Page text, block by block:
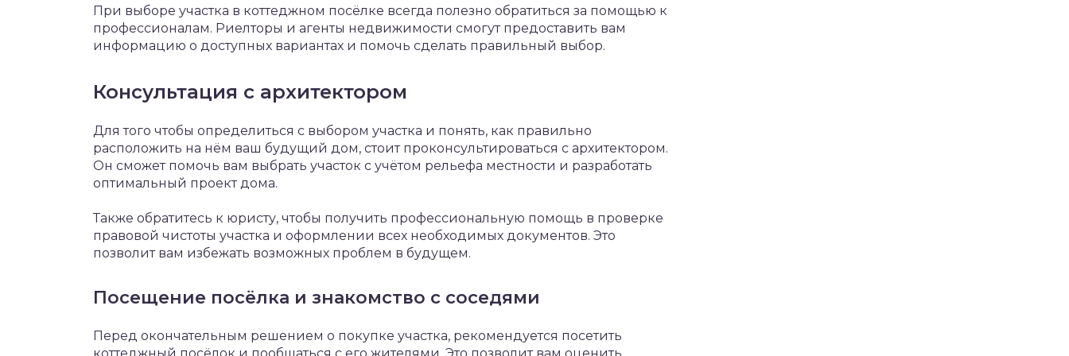
При выборе участка в коттеджном посёлке всегда полезно обратиться за помощью к
профессионалам. Риелторы и агенты недвижимости смогут предоставить вам
информацию о доступных вариантах и помочь сделать правильный выбор.
Консультация с архитектором
Для того чтобы определиться с выбором участка и понять, как правильно
расположить на нём ваш будущий дом, стоит проконсультироваться с архитектором.
Он сможет помочь вам выбрать участок с учётом рельефа местности и разработать
оптимальный проект дома.
Также обратитесь к юристу, чтобы получить профессиональную помощь в проверке
правовой чистоты участка и оформлении всех необходимых документов. Это
позволит вам избежать возможных проблем в будущем.
Посещение посёлка и знакомство с соседями
Перед окончательным решением о покупке участка, рекомендуется посетить